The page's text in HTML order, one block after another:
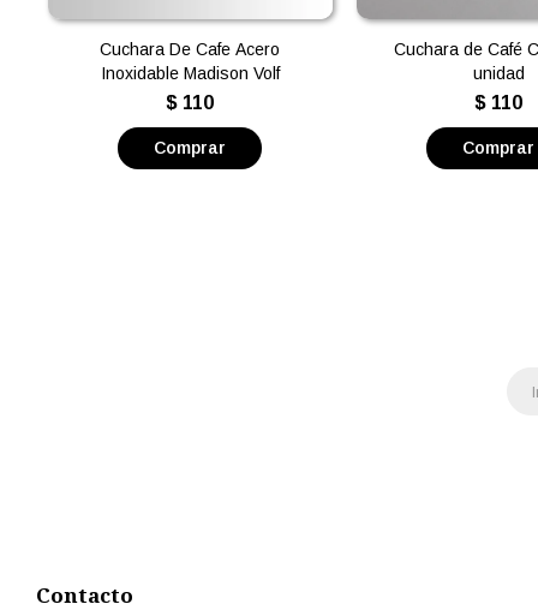
Cuchara De Cafe Acero
Inoxidable Madison Volf
$ 110
Cuchara de Café
unidad
$ 110
Contacto